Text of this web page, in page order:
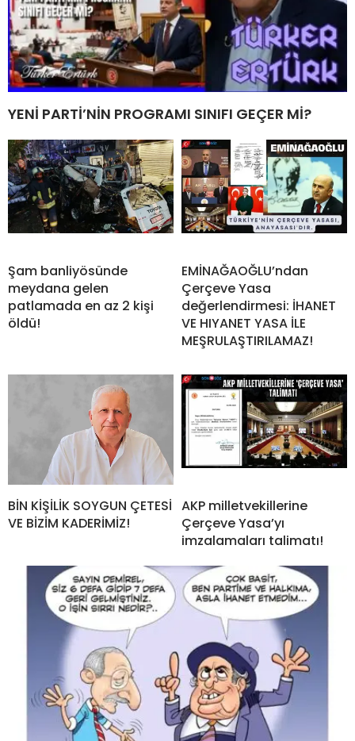
YENİ PARTİ’NİN PROGRAMI SINIFI GEÇER Mİ?
Şam banliyösünde
meydana gelen
patlamada en az 2 kişi
öldü!
EMİNAĞAOĞLU’ndan
Çerçeve Yasa
değerlendirmesi: İHANET
VE HIYANET YASA İLE
MEŞRULAŞTIRILAMAZ!
BİN KİŞİLİK SOYGUN ÇETESİ
VE BİZİM KADERİMİZ!
AKP milletvekillerine
Çerçeve Yasa’yı
imzalamaları talimatı!